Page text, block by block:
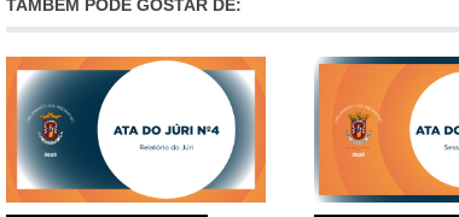
TAMBÉM PODE GOSTAR DE: